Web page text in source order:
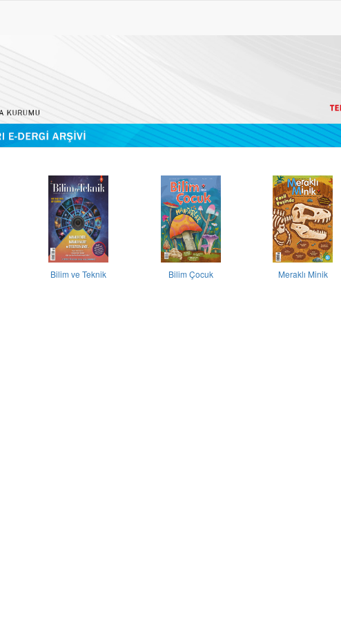
Bilim ve Teknik Bilim Çocuk Meraklı Minik